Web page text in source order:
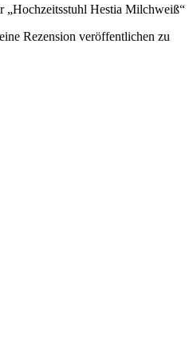
„Hochzeitsstuhl Hestia Milchweiß“
Rezension veröffentlichen zu